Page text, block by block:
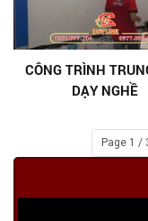
CÔNG TRÌNH
DẠY NGHỀ
Page 1 /